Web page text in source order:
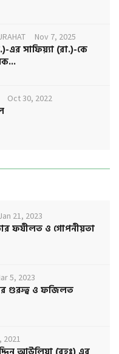
Nov 7, 2025
এর সাফিয়্যা (রা.)-কে
Oct 30, 2022
21, 2023
ফযীলত ও গোপনীয়তা
5, 2023
গুরুত্ব ও ফজিলত
2021